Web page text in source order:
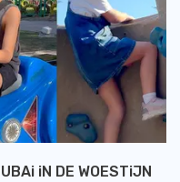
iN DE WOESTiJN